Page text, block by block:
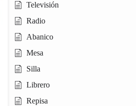
Televisión
Radio
Abanico
Mesa
Silla
Librero
Repisa